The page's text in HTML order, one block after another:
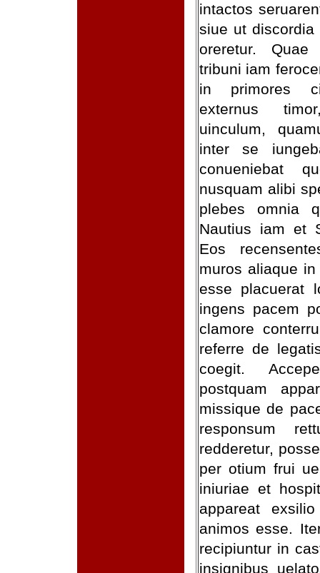
intactos
siue ut discordia
oreretur. Quae
tribuni iam
in primores
externus
uinculum,
inter se
conueniebat
nusquam alibi
plebes omnia
Nautius iam et
Eos
muros aliaque
esse placuerat
ingens pacem
clamore
referre de
coegit.
postquam
missique de
responsum
redderetur,
per otium frui
iniuriae et
appareat
animos esse.
recipiuntur in
insignibus